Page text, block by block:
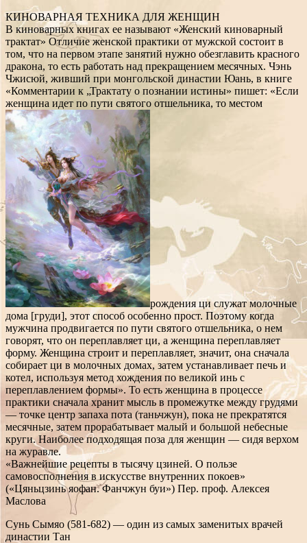
КИНОВАРНАЯ ТЕХНИКА ДЛЯ ЖЕНЩИН
В киноварных книгах ее называют «Женский киноварный
трактат» Отличие женской практики от мужской состоит в
том, что на первом этапе занятий нужно обезглавить красного
дракона, то есть работать над прекращением месячных. Чэнь
Чжисюй, живший при монгольской династии Юань, в книге
«Комментарии к „Трактату о познании истины» пишет: «Если
женщина идет по пути святого отшельника, то местом
рождения ци служат молочные
дома [груди], этот способ особенно прост. Поэтому когда
мужчина продвигается по пути святого отшельника, о нем
говорят, что он переплавляет ци, а женщина переплавляет
форму. Женщина строит и переплавляет, значит, она сначала
собирает ци в молочных домах, затем устанавливает печь и
котел, используя метод хождения по великой инь с
переплавлением формы». То есть женщина в процессе
практики сначала хранит мысль в промежутке между грудями
— точке центр запаха пота (таньчжун), пока не прекратятся
месячные, затем прорабатывает малый и большой небесные
круги. Наиболее подходящая поза для женщин — сидя верхом
на журавле.
«Важнейшие рецепты в тысячу цзиней. О пользе
самовосполнения в искусстве внутренних покоев»
(«Цяньцзинь яофан. Фанчжун буи») Пер. проф. Алексея
Маслова
Сунь Сымяо (581-682) — один из самых заменитых врачей
династии Тан